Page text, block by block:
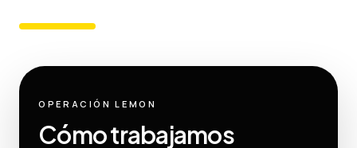
OPERACIÓN LEMON
Cómo trabajamos